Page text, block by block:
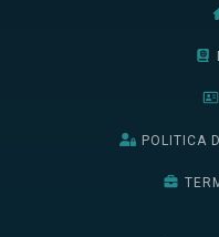
POLITICA